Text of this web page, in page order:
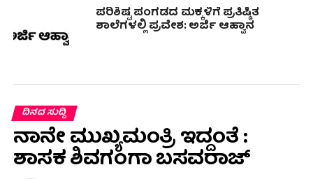
ಪರಿಶಿಷ್ಟ ಪಂಗಡದ ಮಕ್ಕಳಿಗೆ ಪ್ರತಿಷ್ಠಿತ
ಶಾಲೆಗಳಲ್ಲಿ ಪ್ರವೇಶ: ಅರ್ಜಿ ಆಹ್ವಾನ
ದಿನದ ಸುದ್ದಿ
ನಾನೇ ಮುಖ್ಯಮಂತ್ರಿ ಇದ್ದಂತೆ :
ಶಾಸಕ ಶಿವಗಂಗಾ ಬಸವರಾಜ್